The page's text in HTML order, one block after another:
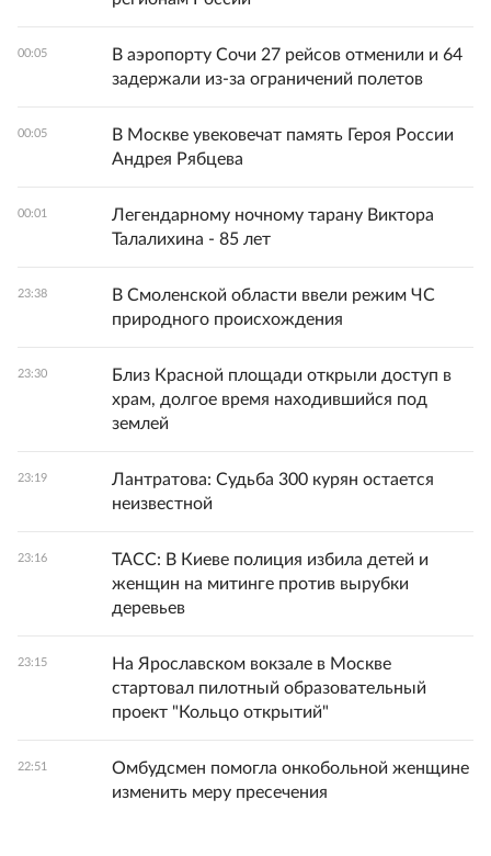
00:05
В аэропорту Сочи 27 рейсов отменили и 64
задержали из-за ограничений полетов
00:05
В Москве увековечат память Героя России
Андрея Рябцева
00:01
Легендарному ночному тарану Виктора
Талалихина - 85 лет
23:38
В Смоленской области ввели режим ЧС
природного происхождения
23:30
Близ Красной площади открыли доступ в
храм, долгое время находившийся под
землей
23:19
Лантратова: Судьба 300 курян остается
неизвестной
23:16
ТАСС: В Киеве полиция избила детей и
женщин на митинге против вырубки
деревьев
23:15
На Ярославском вокзале в Москве
стартовал пилотный образовательный
проект "Кольцо открытий"
22:51
Омбудсмен помогла онкобольной женщине
изменить меру пресечения